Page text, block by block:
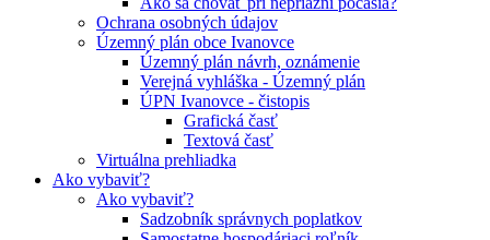
Ochrana osobných údajov
Územný plán obce Ivanovce
Územný plán návrh, oznámenie
Verejná vyhláška - Územný plán
ÚPN Ivanovce - čistopis
Grafická časť
Textová časť
Virtuálna prehliadka
Ako vybaviť?
Ako vybaviť?
Sadzobník správnych poplatkov